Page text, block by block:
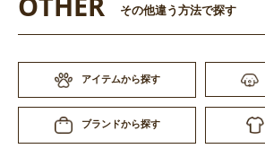
その他違う方法で探す
アイテムから探す
ブランドから探す